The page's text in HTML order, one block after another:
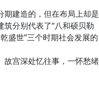
期建造的，但在布局上却是
分别代表了“八和硕贝勒
盛世”三个时期社会发展的
故宫深处忆往事，一怀愁绪